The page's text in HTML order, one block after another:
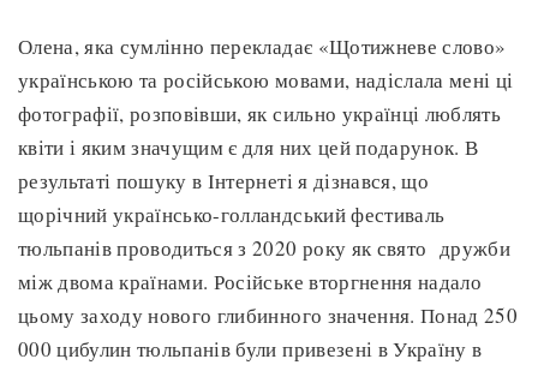
Олена, яка сумлінно перекладає «Щотижневе слово»
українською та російською мовами, надіслала мені ці
фотографії, розповівши, як сильно українці люблять
квіти і яким значущим є для них цей подарунок. В
результаті пошуку в Інтернеті я дізнався, що
щорічний українсько-голландський фестиваль
тюльпанів проводиться з 2020 року як свято дружби
між двома країнами. Російське вторгнення надало
цьому заходу нового глибинного значення. Понад 250
000 цибулин тюльпанів були привезені в Україну в